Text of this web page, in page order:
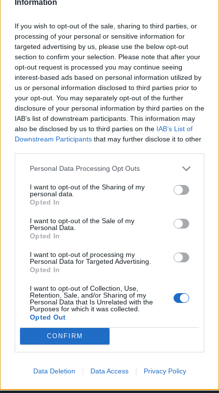
Information
If you wish to opt-out of the sale, sharing to third parties, or
processing of your personal or sensitive information for
targeted advertising by us, please use the below opt-out
section to confirm your selection. Please note that after your
opt-out request is processed you may continue seeing
interest-based ads based on personal information utilized by
us or personal information disclosed to third parties prior to
your opt-out. You may separately opt-out of the further
disclosure of your personal information by third parties on the
IAB’s list of downstream participants. This information may
also be disclosed by us to third parties on the IAB’s List of
Downstream Participants that may further disclose it to other
Personal Data Processing Opt Outs
I want to opt-out of the Sharing of my
personal data.
Opted In
I want to opt-out of the Sale of my
Personal Data.
Opted In
I want to opt-out of processing my
Personal Data for Targeted Advertising.
Opted In
I want to opt-out of Collection, Use,
Retention, Sale, and/or Sharing of my
Personal Data that Is Unrelated with the
Purposes for which it was collected.
Opted Out
CONFIRM
Data Deletion Data Access Privacy Policy
VREMENSKA PROGNOZA IZ BH
METEO
Nestabilno vrijeme se nastavlja i u narednom periodu.
Značajnija destabilizacija atmosfere se očekuje u periodu
od 12. do 19.05. kada nas očekuje nešto svježije vrijeme uz
više padavina. Kiša, pljuskovi sa grmljavinom i moguća
nevremena.
To su najavili momci sa Facebook profila BH Meteo.
Oni su dodali da u nedjelju, 10. maja, i u ponedjeljak, 11.
27 °C. Vrijeme nestabilno, sutra tokom dana
premještanjem fronte sa zapada doći do naoblačenja uz
lokalno kišu i pljuskove.
nevrijeme sa ledom se očekuju u toku ponedjeljka.
Vjetar u naredna dva dana slab do umjeren, ponegdje na
udare i jak južni i jugozapadni”, naglasili su sa stranice BH
Meteo.
VREMENSKA PROGNOZA IZ